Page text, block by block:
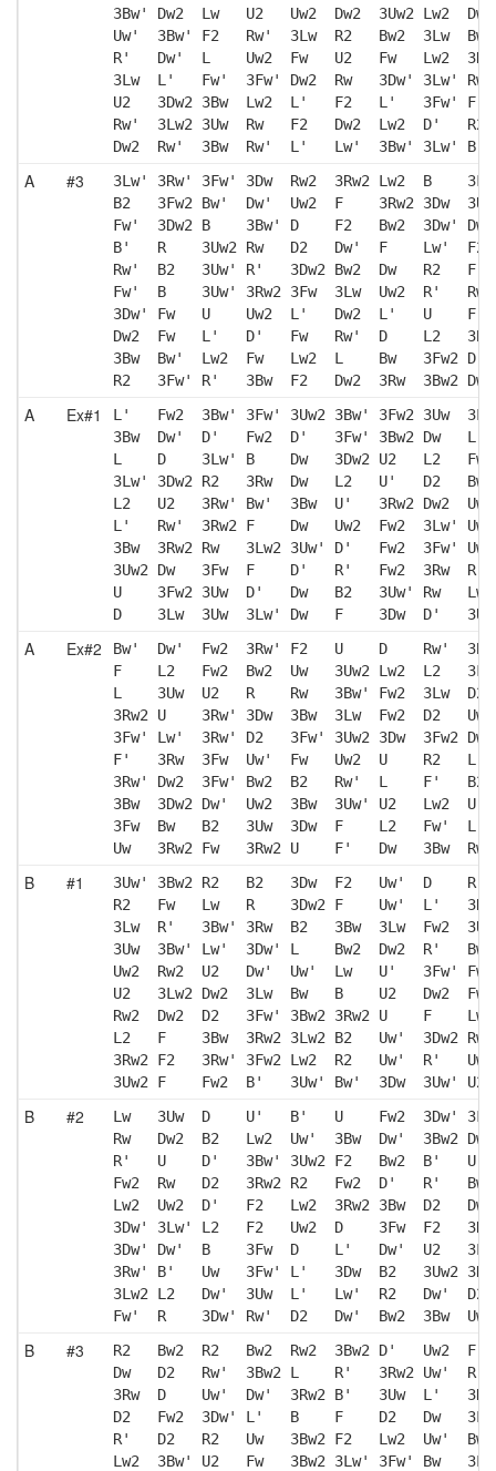
3Bw' Dw2  Lw   U2   Uw2  Dw2  3Uw2 Lw2
Uw'  3Bw' F2   Rw'  3Lw  R2   Bw2  3Lw
R'   Dw'  L    Uw2  Fw   U2   Fw   Lw2
3Lw  L'   Fw'  3Fw' Dw2  Rw   3Dw' 3Lw'
U2   3Dw2 3Bw  Lw2  L'   F2   L'   3Fw'
Rw'  3Lw2 3Uw  Rw   F2   Dw2  Lw2  D'   R2
Dw2  Rw'  3Bw  Rw'  L'   Lw'  3Bw' 3Lw' B
A #3
3Lw' 3Rw' 3Fw' 3Dw  Rw2  3Rw2 Lw2  B
B2   3Fw2 Bw'  Dw'  Uw2  F    3Rw2 3Dw
Fw'  3Dw2 B    3Bw' D    F2   Bw2  3Dw'
B'   R    3Uw2 Rw   D2   Dw'  F    Lw'
Rw'  B2   3Uw' R'   3Dw2 Bw2  Dw   R2
Fw'  B    3Uw' 3Rw2 3Fw  3Lw  Uw2  R'
3Dw' Fw   U    Uw2  L'   Dw2  L'   U
Dw2  Fw   L'   D'   Fw   Rw'  D    L2
3Bw  Bw'  Lw2  Fw   Lw2  L    Bw   3Fw2
R2   3Fw' R'   3Bw  F2   Dw2  3Rw  3Bw2
A Ex#1
L'   Fw2  3Bw' 3Fw' 3Uw2 3Bw' 3Fw2 3Uw
3Bw  Dw'  D'   Fw2  D'   3Fw' 3Bw2 Dw
L    D    3Lw' B    Dw   3Dw2 U2   L2   Fw
3Lw' 3Dw2 R2   3Rw  Dw   L2   U'   D2   Bw2
L2   U2   3Rw' Bw'  3Bw  U'   3Rw2 Dw2
L'   Rw'  3Rw2 F    Dw   Uw2  Fw2  3Lw'
3Bw  3Rw2 Rw   3Lw2 3Uw' D'   Fw2  3Fw'
3Uw2 Dw   3Fw  F    D'   R'   Fw2  3Rw
U    3Fw2 3Uw  D'   Dw   B2   3Uw' Rw
D    3Lw  3Uw  3Lw' Dw   F    3Dw  D'
A Ex#2
Bw'  Dw'  Fw2  3Rw' F2   U    D    Rw'
F    L2   Fw2  Bw2  Uw   3Uw2 Lw2  L2
L    3Uw  U2   R    Rw   3Bw' Fw2  3Lw  D2
3Rw2 U    3Rw' 3Dw  3Bw  3Lw  Fw2  D2
3Fw' Lw'  3Rw' D2   3Fw' 3Uw2 3Dw  3Fw2
F'   3Rw  3Fw  Uw'  Fw   Uw2  U    R2
3Rw' Dw2  3Fw' Bw2  B2   Rw'  L    F'
3Bw  3Dw2 Dw'  Uw2  3Bw  3Uw' U2   Lw2
3Fw  Bw   B2   3Uw  3Dw  F    L2   Fw'  L'
Uw   3Rw2 Fw   3Rw2 U    F'   Dw   3Bw
B #1
3Uw' 3Bw2 R2   B2   3Dw  F2   Uw'  D    R
R2   Fw   Lw   R    3Dw2 F    Uw'  L'
3Lw  R'   3Bw' 3Rw  B2   3Bw  3Lw  Fw2
3Uw  3Bw' Lw'  3Dw' L    Bw2  Dw2  R'
Uw2  Rw2  U2   Dw'  Uw'  Lw   U'   3Fw'
U2   3Lw2 Dw2  3Lw  Bw   B    U2   Dw2
Rw2  Dw2  D2   3Fw' 3Bw2 3Rw2 U    F
L2   F    3Bw  3Rw2 3Lw2 B2   Uw'  3Dw2
3Rw2 F2   3Rw' 3Fw2 Lw2  R2   Uw'  R'
3Uw2 F    Fw2  B'   3Uw' Bw'  3Dw  3Uw'
B #2
Lw   3Uw  D    U'   B'   U    Fw2  3Dw' 3Fw
Rw   Dw2  B2   Lw2  Uw'  3Bw  Dw'  3Bw2
R'   U    D'   3Bw' 3Uw2 F2   Bw2  B'   U
Fw2  Rw   D2   3Rw2 R2   Fw2  D'   R'
Lw2  Uw2  D'   F2   Lw2  3Rw2 3Bw  D2
3Dw' 3Lw' L2   F2   Uw2  D    3Fw  F2
3Dw' Dw'  B    3Fw  D    L'   Dw'  U2
3Rw' B'   Uw   3Fw' L'   3Dw  B2   3Uw2
3Lw2 L2   Dw'  3Uw  L'   Lw'  R2   Dw'
Fw'  R    3Dw' Rw'  D2   Dw'  Bw2  3Bw
B #3
R2   Bw2  R2   Bw2  Rw2  3Bw2 D'   Uw2
Dw   D2   Rw'  3Bw2 L    R'   3Rw2 Uw'  R'
3Rw  D    Uw'  Dw'  3Rw2 B'   3Uw  L'
D2   Fw2  3Dw' L'   B    F    D2   Dw
R'   D2   R2   Uw   3Bw2 F2   Lw2  Uw'
Lw2  3Bw' U2   Fw   3Bw2 3Lw' 3Fw' Bw